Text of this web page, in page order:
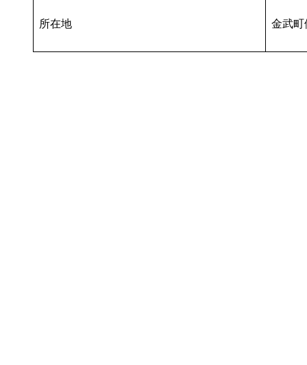
所在地 金武町